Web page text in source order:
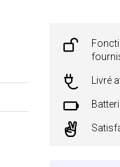
Livré